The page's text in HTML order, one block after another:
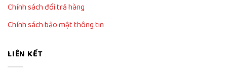
Chính sách đổi trả hàng
Chính sách bảo mật thông tin
LIÊN KẾT